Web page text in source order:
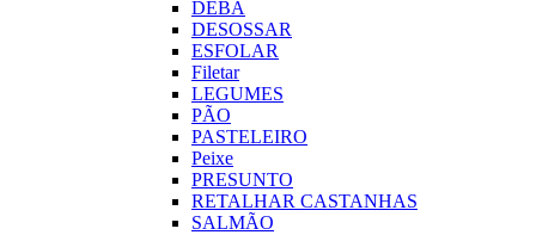
DEBA
DESOSSAR
ESFOLAR
Filetar
LEGUMES
PÃO
PASTELEIRO
Peixe
PRESUNTO
RETALHAR CASTANHAS
SALMÃO